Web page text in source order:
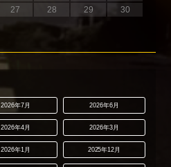
27 28 29
30
2026年7月 2026年6月
2026年4月 2026年3月
2026年1月 2025年12月